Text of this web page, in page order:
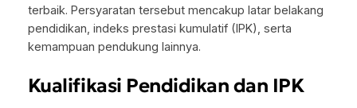
terbaik. Persyaratan tersebut mencakup latar belakang
pendidikan, indeks prestasi kumulatif (IPK), serta
kemampuan pendukung lainnya.
Kualifikasi Pendidikan dan IPK